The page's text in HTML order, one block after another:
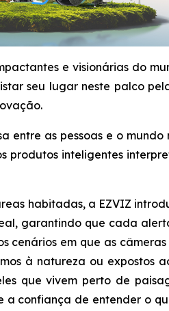
e visionárias do
seu lugar neste palco
as pessoas e o
produtos inteligentes
habitadas, a EZVIZ
garantindo que cada
cenários em que as
à natureza ou expostos
que vivem perto de
confiança de entender o